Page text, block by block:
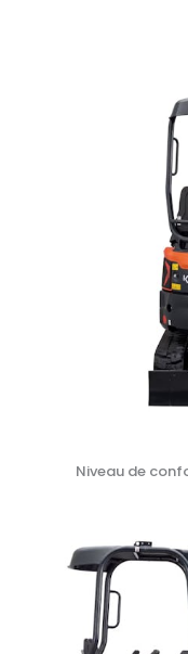
Niveau de